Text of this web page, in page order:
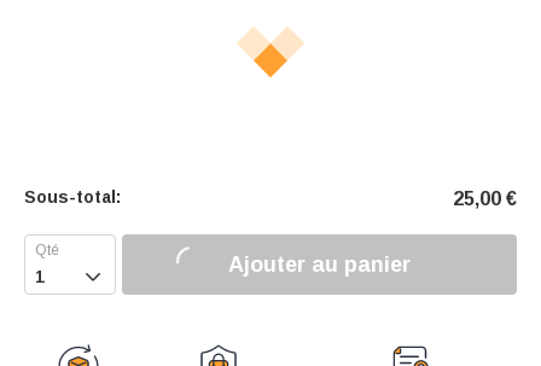
Sous-total: 25,00 €
 Ajouter au panier